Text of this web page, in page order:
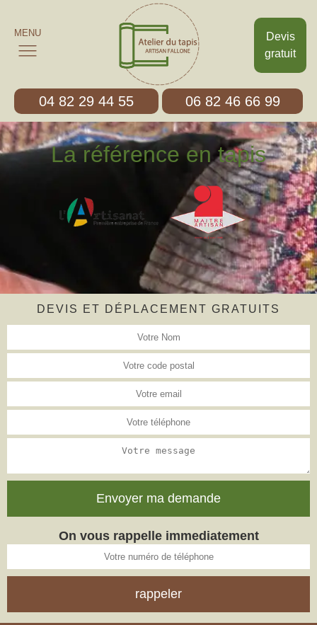
Devis
gratuit
MENU
04 82 29 44 55 06 82 46 66 99
La référence en tapis
DEVIS ET DÉPLACEMENT GRATUITS
On vous rappelle immediatement